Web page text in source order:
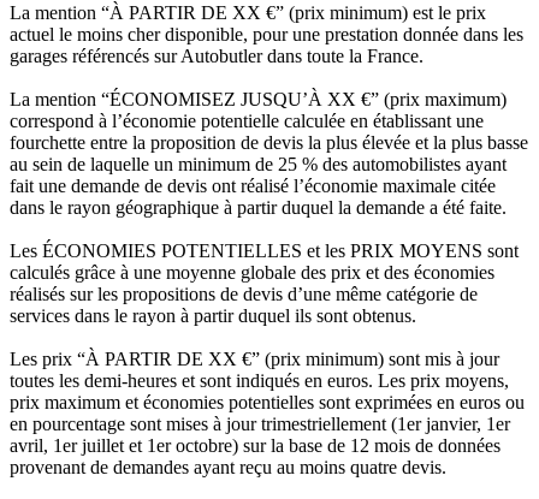
La mention “À PARTIR DE XX €” (prix minimum) est le prix
actuel le moins cher disponible, pour une prestation donnée dans les
garages référencés sur Autobutler dans toute la France.
La mention “ÉCONOMISEZ JUSQU’À XX €” (prix maximum)
correspond à l’économie potentielle calculée en établissant une
fourchette entre la proposition de devis la plus élevée et la plus basse
au sein de laquelle un minimum de 25 % des automobilistes ayant
fait une demande de devis ont réalisé l’économie maximale citée
dans le rayon géographique à partir duquel la demande a été faite.
Les ÉCONOMIES POTENTIELLES et les PRIX MOYENS sont
calculés grâce à une moyenne globale des prix et des économies
réalisés sur les propositions de devis d’une même catégorie de
services dans le rayon à partir duquel ils sont obtenus.
Les prix “À PARTIR DE XX €” (prix minimum) sont mis à jour
toutes les demi-heures et sont indiqués en euros. Les prix moyens,
prix maximum et économies potentielles sont exprimées en euros ou
en pourcentage sont mises à jour trimestriellement (1er janvier, 1er
avril, 1er juillet et 1er octobre) sur la base de 12 mois de données
provenant de demandes ayant reçu au moins quatre devis.